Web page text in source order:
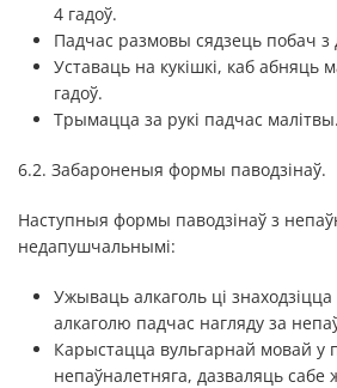
4 гадоў.
Падчас размовы сядзець побач з
Уставаць на кукішкі, каб абняць
гадоў.
Трымацца за рукі падчас малітвы.
6.2. Забароненыя формы паводзінаў.
Наступныя формы паводзінаў з
недапушчальнымі:
Ужываць алкаголь ці
алкаголю падчас нагляду за
Карыстацца вульгарнай мовай у
непаўналетняга, дазваляць сабе